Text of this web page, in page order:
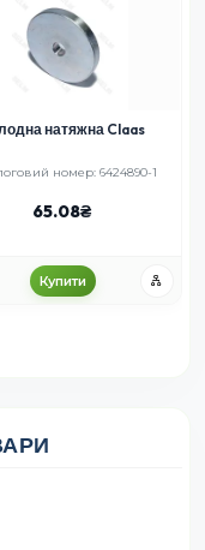
натяжна Claas
номер: 6424890-1
65.08
Купити